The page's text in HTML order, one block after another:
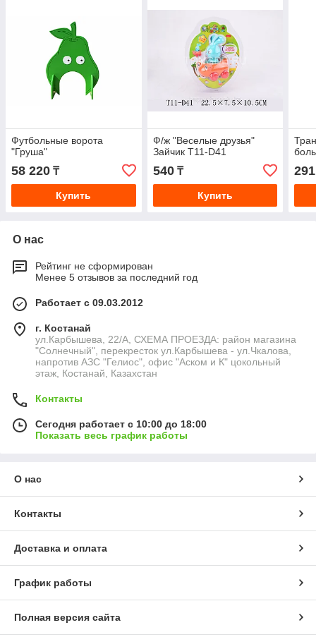
Футбольные ворота
"Груша"
58 220 ₸
Купить
Ф/ж "Веселые друзья"
Зайчик T11-D41
540₸
Купить
О нас
Рейтинг не сформирован
Менее 5 отзывов за последний год
Работает с 09.03.2012
г. Костанай
ул.Карбышева, 22/А, СХЕМА ПРОЕЗДА: район магазина
"Солнечный", перекресток ул.Карбышева - ул.Чкалова,
напротив АЗС "Гелиос", офис "Аском и К" цокольный
этаж, Костанай, Казахстан
Контакты
Сегодня работает с 10:00 до 18:00
Показать весь график работы
О нас
Контакты
Доставка и оплата
График работы
Полная версия сайта